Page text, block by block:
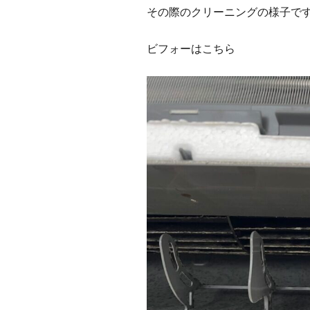
その際のクリーニングの様子で
ビフォーはこちら